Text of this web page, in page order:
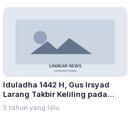
Iduladha 1442 H, Gus Irsyad
Larang Takbir Keliling pada
Masa PPKM Darurat
5 tahun yang lalu